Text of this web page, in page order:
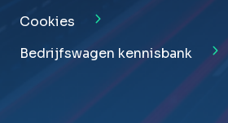
Cookies
Bedrijfswagen kennisbank